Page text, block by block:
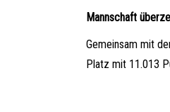
Mannschaft
Gemeinsam mit
Platz mit 11.013